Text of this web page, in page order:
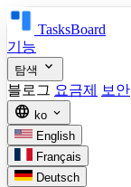
TasksBoard
기능
탐색 expand_more
블로그 요금제 보안
language ko expand_more
English
Français
Deutsch